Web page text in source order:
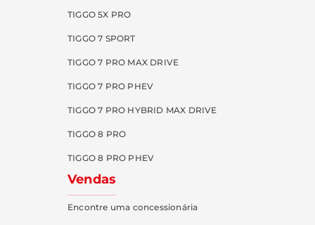
TIGGO 5X PRO
TIGGO 7 SPORT
TIGGO 7 PRO MAX DRIVE
TIGGO 7 PRO PHEV
TIGGO 7 PRO HYBRID MAX DRIVE
TIGGO 8 PRO
TIGGO 8 PRO PHEV
Vendas
Encontre uma concessionária